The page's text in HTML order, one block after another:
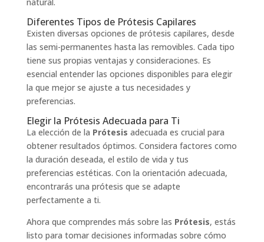
natural.
Diferentes Tipos de Prótesis Capilares
Existen diversas opciones de prótesis capilares, desde
las semi-permanentes hasta las removibles. Cada tipo
tiene sus propias ventajas y consideraciones. Es
esencial entender las opciones disponibles para elegir
la que mejor se ajuste a tus necesidades y
preferencias.
Elegir la Prótesis Adecuada para Ti
La elección de la Prótesis adecuada es crucial para
obtener resultados óptimos. Considera factores como
la duración deseada, el estilo de vida y tus
preferencias estéticas. Con la orientación adecuada,
encontrarás una prótesis que se adapte
perfectamente a ti.
Ahora que comprendes más sobre las Prótesis, estás
listo para tomar decisiones informadas sobre cómo